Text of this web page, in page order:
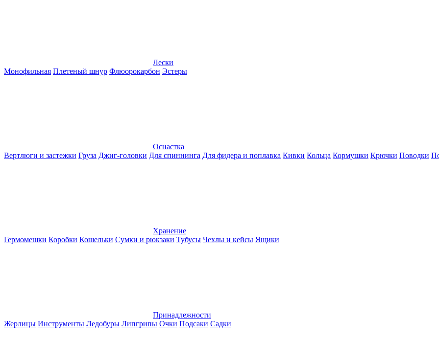
Лески
Монофильная Плетеный шнур Флюорокарбон Эстеры
Оснастка
Вертлюги и застежки Груза Джиг-головки Для спиннинга Для фидера и поплавка Кивки Кольца Кормушки Крючки Поводки
Хранение
Гермомешки Коробки Кошельки Сумки и рюкзаки Тубусы Чехлы и кейсы Ящики
Принадлежности
Жерлицы Инструменты Ледобуры Липгрипы Очки Подсаки Садки